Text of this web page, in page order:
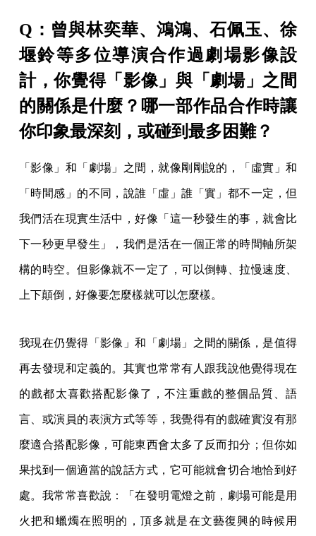
Q：曾與林奕華、鴻鴻、石佩玉、徐
堰鈴等多位導演合作過劇場影像設
計，你覺得「影像」與「劇場」之間
的關係是什麼？哪一部作品合作時讓
你印象最深刻，或碰到最多困難？
「影像」和「劇場」之間，就像剛剛說的，「虛實」和
「時間感」的不同，說誰「虛」誰「實」都不一定，但
我們活在現實生活中，好像「這一秒發生的事，就會比
下一秒更早發生」，我們是活在一個正常的時間軸所架
構的時空。但影像就不一定了，可以倒轉、拉慢速度、
上下顛倒，好像要怎麼樣就可以怎麼樣。
我現在仍覺得「影像」和「劇場」之間的關係，是值得
再去發現和定義的。其實也常常有人跟我說他覺得現在
的戲都太喜歡搭配影像了，不注重戲的整個品質、語
言、或演員的表演方式等等，我覺得有的戲確實沒有那
麼適合搭配影像，可能東西會太多了反而扣分；但你如
果找到一個適當的說話方式，它可能就會切合地恰到好
處。我常常喜歡說：「在發明電燈之前，劇場可能是用
火把和蠟燭在照明的，頂多就是在文藝復興的時候用